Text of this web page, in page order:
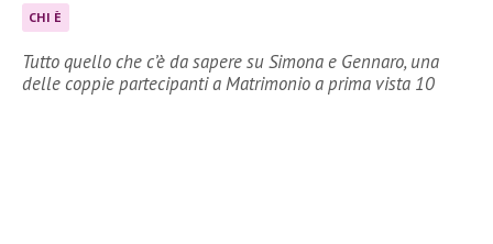
CHI È
Tutto quello che c’è da sapere su Simona e Gennaro, una
delle coppie partecipanti a Matrimonio a prima vista 10